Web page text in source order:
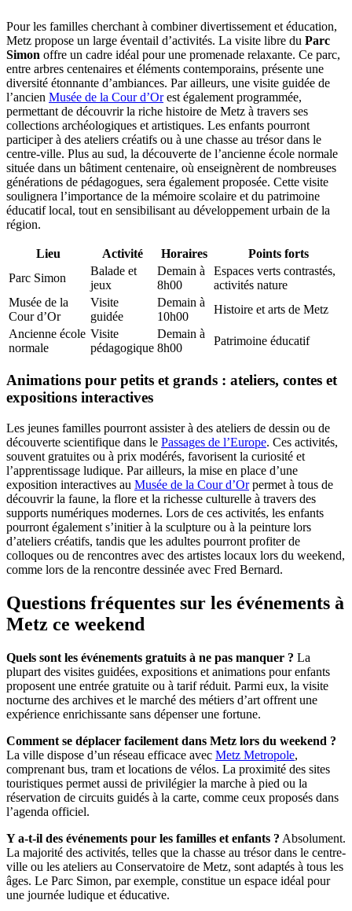
Pour les familles cherchant à combiner divertissement et éducation,
Metz propose un large éventail d’activités. La visite libre du Parc
Simon offre un cadre idéal pour une promenade relaxante. Ce parc,
entre arbres centenaires et éléments contemporains, présente une
diversité étonnante d’ambiances. Par ailleurs, une visite guidée de
l’ancien Musée de la Cour d’Orest également programmée,
permettant de découvrir la riche histoire de Metz à travers ses
collections archéologiques et artistiques. Les enfants pourront
participer à des ateliers créatifs ou à une chasse au trésor dans le
centre-ville. Plus au sud, la découverte de l’ancienne école normale
située dans un bâtiment centenaire, où enseignèrent de nombreuses
générations de pédagogues, sera également proposée. Cette visite
soulignera l’importance de la mémoire scolaire et du patrimoine
éducatif local, tout en sensibilisant au développement urbain de la
région.
Lieu Activité Horaires
Points forts
Parc Simon
Balade et
jeux
Demain à
8h00
Espaces verts contrastés,
activités nature
Musée de la
Cour d’Or
Visite
guidée
Demain à
10h00
Histoire et arts de Metz
Ancienne école
normale
Visite
pédagogique
Demain à
8h00
Patrimoine éducatif
Animations pour petits et grands : ateliers, contes et
expositions interactives
Les jeunes familles pourront assister à des ateliers de dessin ou de
découverte scientifique dans le Passages de l’Europe. Ces activités,
souvent gratuites ou à prix modérés, favorisent la curiosité et
l’apprentissage ludique. Par ailleurs, la mise en place d’une
exposition interactives au Musée de la Cour d’Orpermet à tous de
découvrir la faune, la flore et la richesse culturelle à travers des
supports numériques modernes. Lors de ces activités, les enfants
pourront également s’initier à la sculpture ou à la peinture lors
d’ateliers créatifs, tandis que les adultes pourront profiter de
colloques ou de rencontres avec des artistes locaux lors du weekend,
comme lors de la rencontre dessinée avec Fred Bernard.
Questions fréquentes sur les événements à
Metz ce weekend
Quels sont les événements gratuits à ne pas manquer ? La
plupart des visites guidées, expositions et animations pour enfants
proposent une entrée gratuite ou à tarif réduit. Parmi eux, la visite
nocturne des archives et le marché des métiers d’art offrent une
expérience enrichissante sans dépenser une fortune.
Comment se déplacer facilement dans Metz lors du weekend ?
La ville dispose d’un réseau efficace avec Metz Metropole,
comprenant bus, tram et locations de vélos. La proximité des sites
touristiques permet aussi de privilégier la marche à pied ou la
réservation de circuits guidés à la carte, comme ceux proposés dans
l’agenda officiel.
Y a-t-il des événements pour les familles et enfants ? Absolument.
La majorité des activités, telles que la chasse au trésor dans le centre-
ville ou les ateliers au Conservatoire de Metz, sont adaptés à tous les
âges. Le Parc Simon, par exemple, constitue un espace idéal pour
une journée ludique et éducative.